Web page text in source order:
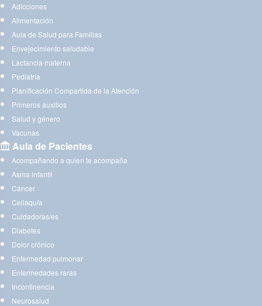
Adicciones
Alimentación
Aula de Salud para Familias
Envejecimiento saludable
Lactancia materna
Pediatría
Planificación Compartida de la Atención
Primeros auxilios
Salud y género
Vacunas
Aula de Pacientes
Acompañando a quien te acompaña
Asma infantil
Cáncer
Celiaquía
Cuidadoras/es
Diabetes
Dolor crónico
Enfermedad pulmonar
Enfermedades raras
Incontinencia
Neurosalud